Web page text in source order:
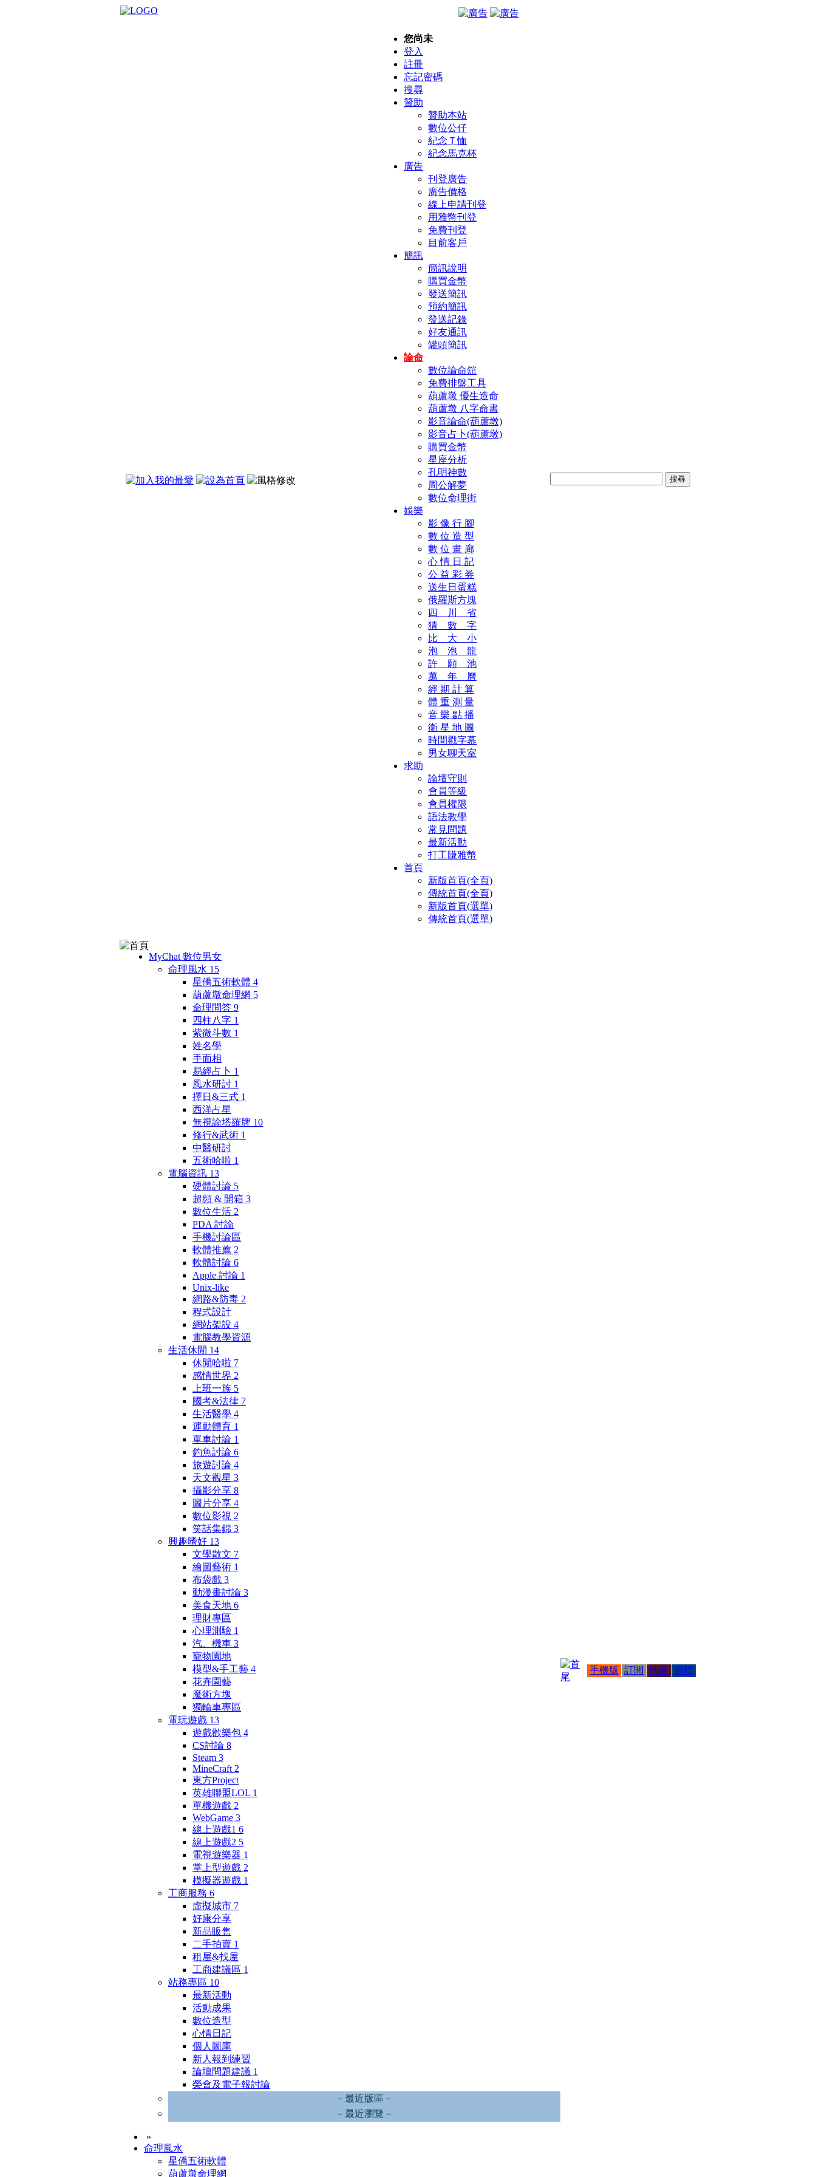
您尚未
登入
註冊
忘記密碼
搜尋
贊助
贊助本站
數位公仔
紀念Ｔ恤
紀念馬克杯
廣告
刊登廣告
廣告價格
線上申請刊登
用雅幣刊登
免費刊登
目前客戶
簡訊
簡訊說明
購買金幣
發送簡訊
預約簡訊
發送記錄
好友通訊
罐頭簡訊
論命
數位論命舘
免費排盤工具
葫蘆墩 優生造命
葫蘆墩 八字命書
影音論命(葫蘆墩)
影音占卜(葫蘆墩)
購買金幣
星座分析
孔明神數
周公解夢
數位命理街
娛樂
影 像 行 腳
數 位 造 型
數 位 畫 廊
心 情 日 記
公 益 彩 券
送生日蛋糕
俄羅斯方塊
四 川 省
猜 數 字
比 大 小
泡 泡 龍
許 願 池
萬 年 曆
經 期 計 算
體 重 測 量
音 樂 點 播
衛 星 地 圖
時間戳字幕
男女聊天室
求助
論壇守則
會員等級
會員權限
語法教學
常見問題
最新活動
打工賺雅幣
首頁
新版首頁(全頁)
傳統首頁(全頁)
新版首頁(選單)
傳統首頁(選單)
MyChat 數位男女
命理風水 15
星僑五術軟體 4
葫蘆墩命理網 5
命理問答 9
四柱八字 1
紫微斗數 1
姓名學
手面相
易經占卜 1
風水研討 1
擇日&三式 1
西洋占星
無視論塔羅牌 10
修行&武術 1
中醫研討
五術哈啦 1
電腦資訊 13
硬體討論 5
超頻 & 開箱 3
數位生活 2
PDA 討論
手機討論區
軟體推薦 2
軟體討論 6
Apple 討論 1
Unix-like
網路&防毒 2
程式設計
網站架設 4
電腦教學資源
生活休閒 14
休閒哈啦 7
感情世界 2
上班一族 5
國考&法律 7
生活醫學 4
運動體育 1
單車討論 1
釣魚討論 6
旅遊討論 4
天文觀星 3
攝影分享 8
圖片分享 4
數位影視 2
笑話集錦 3
興趣嗜好 13
文學散文 7
繪圖藝術 1
布袋戲 3
動漫畫討論 3
美食天地 6
理財專區
心理測驗 1
汽、機車 3
寵物園地
模型&手工藝 4
花卉園藝
魔術方塊
獨輪車專區
電玩遊戲 13
遊戲歡樂包 4
CS討論 8
Steam 3
MineCraft 2
東方Project
英雄聯盟LOL 1
單機遊戲 2
WebGame 3
線上遊戲1 6
線上遊戲2 5
電視遊樂器 1
掌上型遊戲 2
模擬器遊戲 1
工商服務 6
虛擬城市 7
好康分享
新品販售
二手拍賣 1
租屋&找屋
工商建議區 1
站務專區 10
最新活動
活動成果
數位造型
心情日記
個人圖庫
新人報到練習
論壇問題建議 1
榮會及電子報討論
－最近版區－
－最近瀏覽－
»
命理風水
星僑五術軟體
葫蘆墩命理網
手機版 訂閱 地圖 簡體